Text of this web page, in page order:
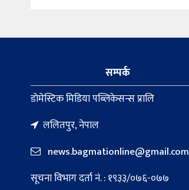
सम्पर्क
डाेमेस्टिक मिडिया पब्लिकेसन्स प्रालि
ललितपुर, नेपाल
news.bagmationline@gmail.com
सूचना विभाग दर्ता नं. : १९३३/०७६-०७७